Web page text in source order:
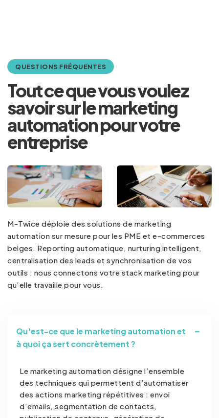
Qu'est-ce que le marketing automation et
à quoi ça sert concrètement ?
Le marketing automation désigne l’ensemble
des techniques qui permettent d’automatiser
des actions marketing répétitives : envoi
d’emails, segmentation de contacts,
QUESTIONS FRÉQUENTES
Tout ce que vous voulez
savoir sur le marketing
automation pour votre
entreprise
M-Twice déploie des solutions de marketing
automation sur mesure pour les PME et e-commerces
belges. Reporting automatique, nurturing intelligent,
centralisation des leads et synchronisation de vos
outils : nous connectons votre stack marketing pour
qu’elle travaille pour vous.